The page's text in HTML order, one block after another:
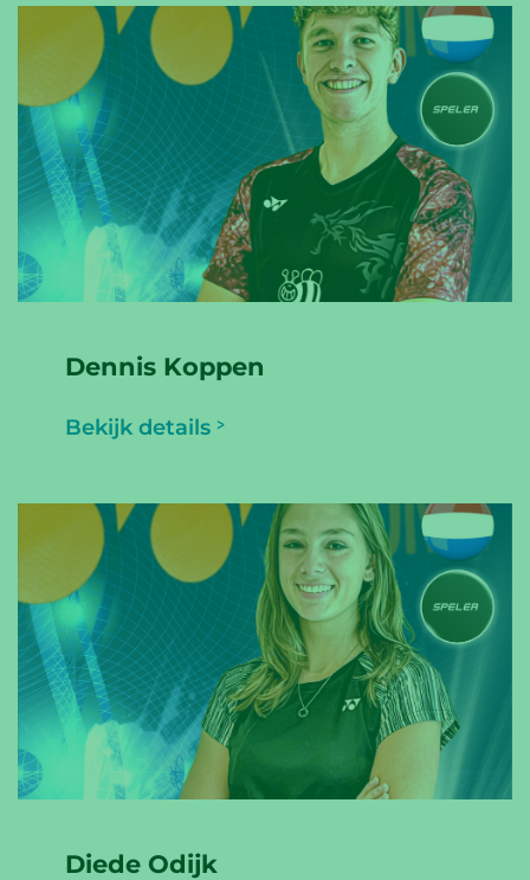
Dennis Koppen
Bekijk details
Diede Odijk